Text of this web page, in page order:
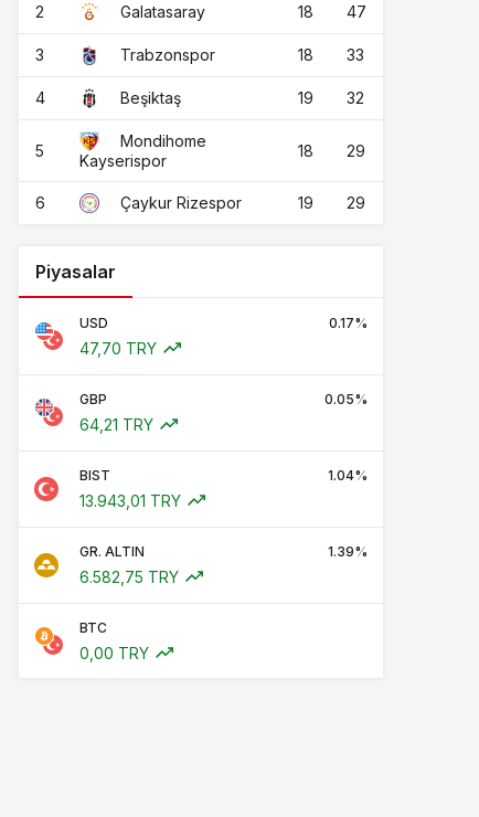
2 Galatasaray 18 47
3 Trabzonspor 18 33
4 Beşiktaş 19 32
5
Mondihome
Kayserispor
18 29
6 Çaykur Rizespor 19 29
Piyasalar
USD 0.17%
47,70 TRY
GBP 0.05%
64,21 TRY
BIST 1.04%
13.943,01 TRY
GR. ALTIN 1.39%
6.582,75 TRY
BTC
0,00 TRY